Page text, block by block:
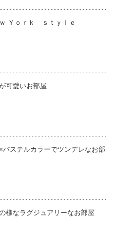
Ｙｏｒｋ ｓｔｙｌｅ
可愛いお部屋
パステルカラーでツンデレなお部
様なラグジュアリーなお部屋